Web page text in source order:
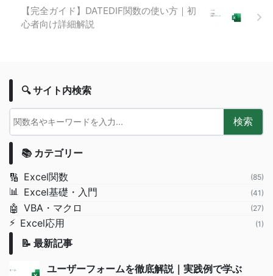
【完全ガイド】DATEDIF関数の使い方｜初
心者向け詳細解説
🔍 サイト内検索
検索
📚 カテゴリー
🔢 Excel関数 (85)
📊 Excel基礎・入門 (41)
🤖 VBA・マクロ (27)
⚡ Excel応用 (1)
📝 最新記事
ユーザーフォームを徹底解説｜実践例で学ぶ